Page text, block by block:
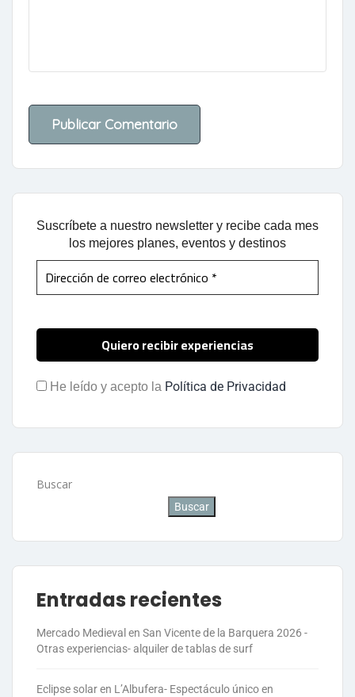
Suscríbete a nuestro newsletter y recibe cada mes
los mejores planes, eventos y destinos
He leído y acepto la Política de Privacidad
Buscar
Buscar
Entradas recientes
Mercado Medieval en San Vicente de la Barquera 2026 -
Otras experiencias- alquiler de tablas de surf
Eclipse solar en L’Albufera- Espectáculo único en